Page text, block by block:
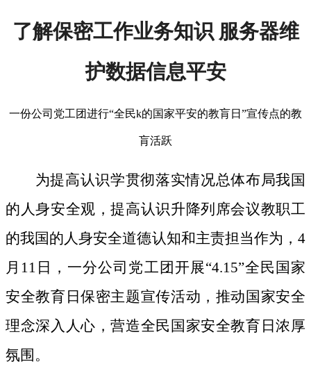
了解保密工作业务知识 服务器维
护数据信息平安
一份公司党工团进行“全民k的国家平安的教肓日”宣传点的教
肓活跃
为提高认识学贯彻落实情况总体布局我国
的人身安全观，提高认识升降列席会议教职工
的我国的人身安全道德认知和主责担当作为，4
月11日，一分公司党工团开展“4.15”全民国家
安全教育日保密主题宣传活动，推动国家安全
理念深入人心，营造全民国家安全教育日浓厚
氛围。